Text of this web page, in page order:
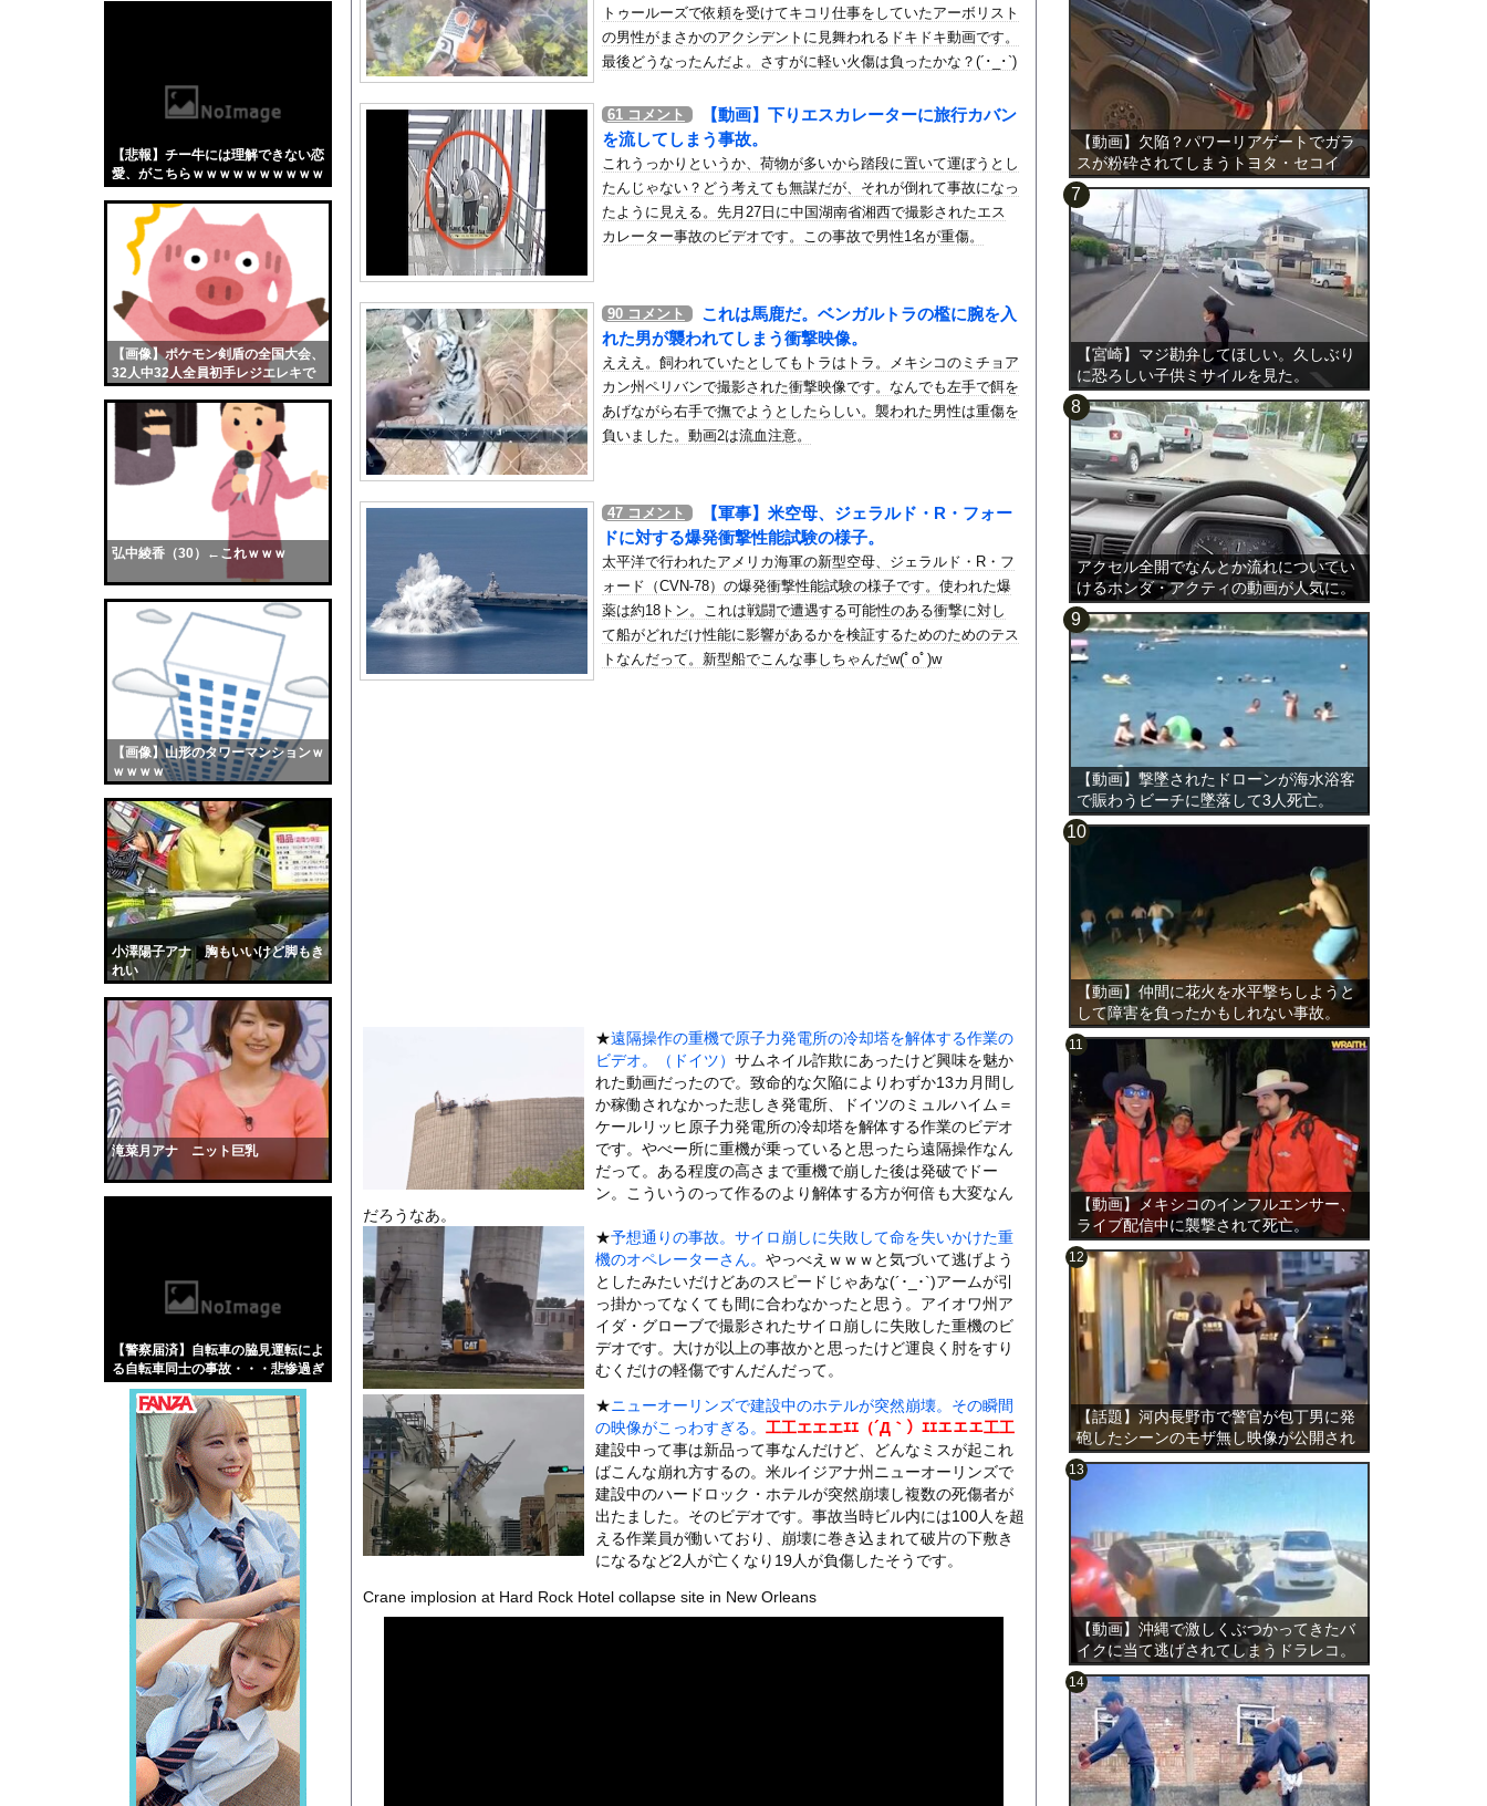
【悲報】チー牛には理解できない恋
愛、がこちらｗｗｗｗｗｗｗｗｗｗ
【画像】ポケモン剣盾の全国大会、
32人中32人全員初手レジエレキで
弘中綾香（30）←これｗｗｗ
【画像】山形のタワーマンションｗ
ｗｗｗｗ
小澤陽子アナ 胸もいいけど脚もき
れい
滝菜月アナ ニット巨乳
【警察届済】自転車の脇見運転によ
る自転車同士の事故・・・悲惨過ぎ
る・・・
【画像】8月だから夏に撮った写真あげていく
【速報】ワンピースの「世界に5種しかない飛行能力」発言の謎が解けるWWW
「強いおっさんキャラ（年齢40～50代）」はよくいるけど「強いおばさん」はいない…
大阪府の最低賃金、1231円にｗｗｗｗ他
トラウデン直美キャスター うっすらと谷間の裾野！！【GIF動画あり】
日産が社運をかけて発売するSUVｗｗｗｗｗｗｗ
【画像】この推定Gカップ以上のお○ぱい、本物かわかる？
スペースXのロケット残骸、月面に衝突か…ファルコン9の上段！
【速報】山崎怜奈さん、旦那不在のままヤることやって妊娠
氷河期世代の非正規、年金を払っていないので11年後には生活保護に殺到、どうすんのこれ
【画像】おまえらくんの机がこの女の子の椅子にされてたらｗｗｗ
【画像】この女優さん、可愛すぎる
【朗報】齋藤飛鳥、前屈みで完全に見えてる動画が拡散されてしまう…
【画像】おまえらこういう地雷系の女子高生って好きじゃないの？
海外「日本よ、お前がナンバーワンだ」 熊本地震直後の日本の対応のスピードに世界が衝撃
勇気を出して白人美女にチン凸したアジア人短小男
、爆笑されてしまうｗｗｗ
10年もの間浮気してた嫁。まさかと思い長男のDNA鑑定をするがいいな？と問うと、元嫁...
ウクライナ侵攻以降、ロシア軍兵士のHIV感染が2000％急増…ウクライナメディア！
【配信者】「金バエ」のSNS更新が1週間途絶え、様々な憶測が飛び交う。1週間ぶりの投...
【画像】女の子「危機管理フォーーーーム！！！」
私「ちょっと、人の家の金庫触らないでよ！」キチママ『そこに金庫があったから、開けてみ...
【画像】ブランチリポーターさん、阿波踊りでワキ祭り
【マジで閲覧注意】 彼女がずっとエアコンを見上げていた。どうしたの？つけた方がいい？...
サッカーの選手に落雷、帰らぬ人となる
【黒歴史】こういう昔の大学ヤリサーの流出エロ動画（顔出し）が一番抜ける
韓国人「安貞桓が韓国代表に激怒！『惨憺たる結果、徹底的な刷新が必要だ』と監督や協会を...
ケンタッキーとか言う唐揚げ屋ｗｗｗｗｗ
【画像】このAVが性癖ブッ刺さりで精子ドクドク作られるわｗｗｗｗ
【悲報】味噌ラーメンで行列、出来ない
【中国】男の子が爆竹に点火 マンホールが爆発しふた吹き飛ぶ
【画像】伊藤舞雪とかいうＡＶ女優ｗｗｗｗｗｗｗｗｗｗw
【緊急】肛門にスティックのり入れたけど出てこないの！！
お知らせ
【動画】両方馬鹿（笑）ミニストップでトラックと衝突したドラレコが（ノ∇`）
Powered by livedoor 相互RSS
このページは1000mgが管理しています。 RSS設定 更新順130件まで。それ以降の古いものは表
トゥールーズで依頼を受けてキコリ仕事をしていたアーボリスト
の男性がまさかのアクシデントに見舞われるドキドキ動画です。
最後どうなったんだよ。さすがに軽い火傷は負ったかな？(´･_･`)
61 コメント
【動画】下りエスカレーターに旅行カバン
を流してしまう事故。
これうっかりというか、荷物が多いから踏段に置いて運ぼうとし
たんじゃない？どう考えても無謀だが、それが倒れて事故になっ
たように見える。先月27日に中国湖南省湘西で撮影されたエス
カレーター事故のビデオです。この事故で男性1名が重傷。
90 コメント
これは馬鹿だ。ベンガルトラの檻に腕を入
れた男が襲われてしまう衝撃映像。
えええ。飼われていたとしてもトラはトラ。メキシコのミチョア
カン州ペリバンで撮影された衝撃映像です。なんでも左手で餌を
あげながら右手で撫でようとしたらしい。襲われた男性は重傷を
負いました。動画2は流血注意。
47 コメント
【軍事】米空母、ジェラルド・R・フォー
ドに対する爆発衝撃性能試験の様子。
太平洋で行われたアメリカ海軍の新型空母、ジェラルド・R・フ
ォード（CVN-78）の爆発衝撃性能試験の様子です。使われた爆
薬は約18トン。これは戦闘で遭遇する可能性のある衝撃に対し
て船がどれだけ性能に影響があるかを検証するためのためのテス
トなんだって。新型船でこんな事しちゃんだw(ﾟoﾟ)w
★遠隔操作の重機で原子力発電所の冷却塔を解体する作業の
ビデオ。（ドイツ） サムネイル詐欺にあったけど興味を魅か
れた動画だったので。致命的な欠陥によりわずか13カ月間し
か稼働されなかった悲しき発電所、ドイツのミュルハイム＝
ケールリッヒ原子力発電所の冷却塔を解体する作業のビデオ
です。やべー所に重機が乗っていると思ったら遠隔操作なん
だって。ある程度の高さまで重機で崩した後は発破でドー
ン。こういうのって作るのより解体する方が何倍も大変なん
だろうなあ。
★予想通りの事故。サイロ崩しに失敗して命を失いかけた重
機のオペレーターさん。 やっべえｗｗｗと気づいて逃げよう
としたみたいだけどあのスピードじゃあな(´･_･`)アームが引
っ掛かってなくても間に合わなかったと思う。アイオワ州ア
イダ・グローブで撮影されたサイロ崩しに失敗した重機のビ
デオです。大けが以上の事故かと思ったけど運良く肘をすり
むくだけの軽傷ですんだんだって。
★ニューオーリンズで建設中のホテルが突然崩壊。その瞬間
の映像がこっわすぎる。 工工エエエｴｴ（´Д｀）ｴｴエエエ工工
建設中って事は新品って事なんだけど、どんなミスが起これ
ばこんな崩れ方するの。米ルイジアナ州ニューオーリンズで
建設中のハードロック・ホテルが突然崩壊し複数の死傷者が
出たました。そのビデオです。事故当時ビル内には100人を超
える作業員が働いており、崩壊に巻き込まれて破片の下敷き
になるなど2人が亡くなり19人が負傷したそうです。
Crane implosion at Hard Rock Hotel collapse site in New Orleans
【動画】欠陥？パワーリアゲートでガラ
スが粉砕されてしまうトヨタ・セコイ
ア。
【宮崎】マジ勘弁してほしい。久しぶり
に恐ろしい子供ミサイルを見た。
アクセル全開でなんとか流れについてい
けるホンダ・アクティの動画が人気に。
【動画】撃墜されたドローンが海水浴客
で賑わうビーチに墜落して3人死亡。
【動画】仲間に花火を水平撃ちしようと
して障害を負ったかもしれない事故。
【動画】メキシコのインフルエンサー、
ライブ配信中に襲撃されて死亡。
【話題】河内長野市で警官が包丁男に発
砲したシーンのモザ無し映像が公開され
る。
【動画】沖縄で激しくぶつかってきたバ
イクに当て逃げされてしまうドラレコ。